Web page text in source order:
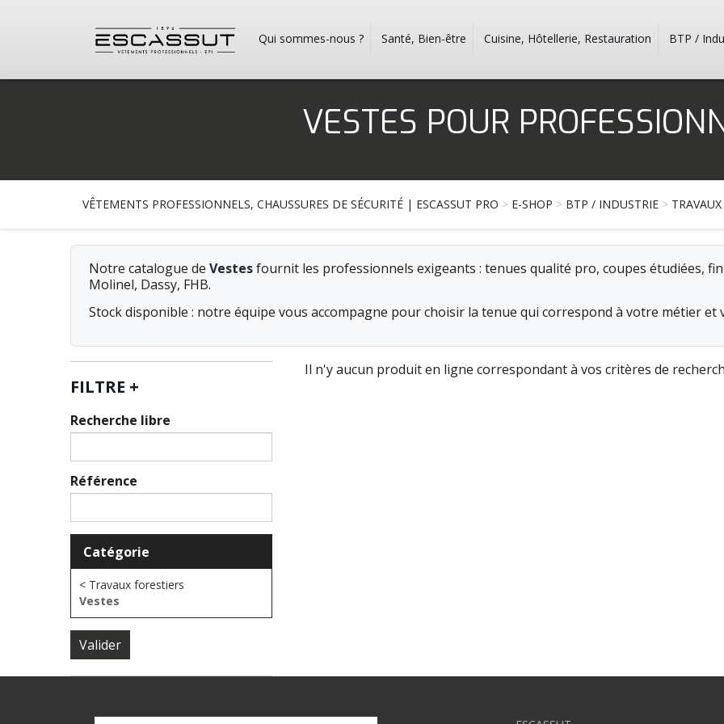
Qui sommes-nous ? Santé, Bien-être Cuisine, Hôtellerie, Restauration BTP /
VESTES POUR
VÊTEMENTS PROFESSIONNELS, CHAUSSURES DE SÉCURITÉ | ESCASSUT PRO > E-SHOP > BTP / INDUSTRIE >
Notre catalogue de Vestesfournit les professionnels exigeants : tenues qualité pro, coupes étudiées,
Molinel, Dassy, FHB.
Stock disponible : notre équipe vous accompagne pour choisir la tenue qui correspond à votre métier et
FILTRE +
Recherche libre
Référence
Catégorie
< Travaux forestiers
Vestes
Il n'y aucun produit en ligne correspondant à vos critères de